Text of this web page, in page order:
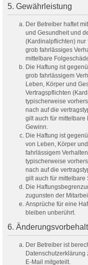
5. Gewährleistung
Der Betreiber haftet
und Gesundheit und
(Kardinalpflichten) nur
grob fahrlässiges
mittelbare
Die Haftung ist
grob fahrlässigem
Leben, Körper und
Vertragspflichten
typischerweise
nach auf die
gilt auch für
Gewinn.
Die Haftung ist
von Leben, Körper
fahrlässigem
typischerweise
nach auf die
gilt auch für
Die
zugunsten der
Ansprüche für eine
bleiben unberührt.
6. Änderungsvorbehalt
Der Betreiber ist
E-Mail mitgeteilt.